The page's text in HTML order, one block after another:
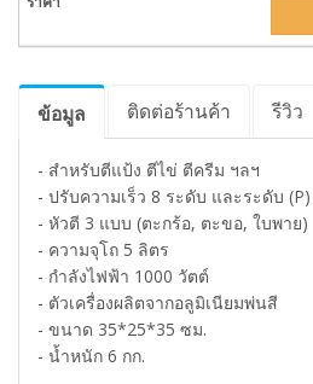
ข้อมูล ติดต่อร้านค้า รีวิว
- สำหรับตีแป้ง ตีไข่ ตีครีม ฯลฯ
- ปรับความเร็ว 8 ระดับ และระดับ
- หัวตี 3 แบบ (ตะกร้อ, ตะขอ, ใบพาย)
- ความจุโถ 5 ลิตร
- กำลังไฟฟ้า 1000 วัตต์
- ตัวเครื่องผลิตจากอลูมิเนียมพ่นสี
- ขนาด 35*25*35 ซม.
- น้ำหนัก 6 กก.